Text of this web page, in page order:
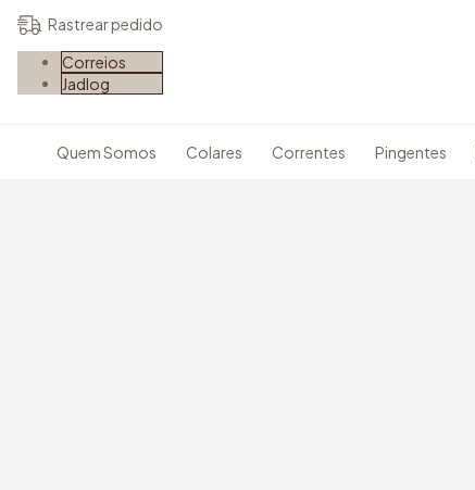
Rastrear pedido
Correios
Jadlog
Quem Somos Colares Correntes Pingentes